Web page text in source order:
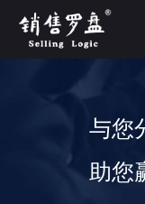
与您
助您